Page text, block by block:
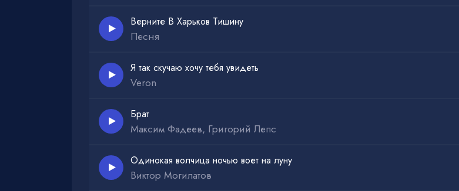
Верните В Харьков Тишину
Песня
Я так скучаю хочу тебя увидеть
Veron
Брат
Максим Фадеев, Григорий Лепс
Одинокая волчица ночью воет на луну
Виктор Могилатов